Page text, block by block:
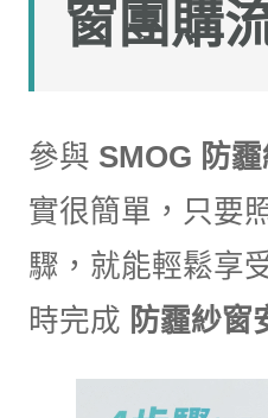
窗團購
參與 SMOG 防
實很簡單，只要
驟，就能輕鬆享
時完成 防霾紗窗